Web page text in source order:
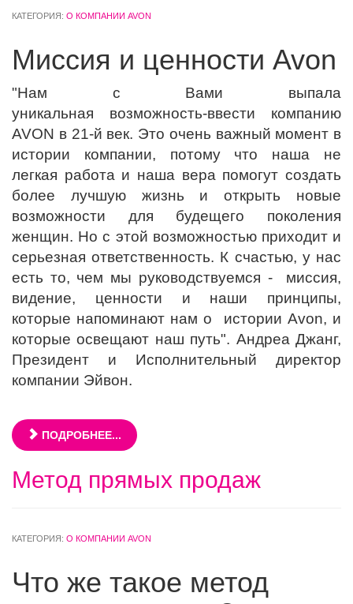
КАТЕГОРИЯ: О КОМПАНИИ AVON
Миссия и ценности Avon
"Нам с Вами выпала
уникальная возможность-ввести компанию
AVON в 21-й век. Это очень важный момент в
истории компании, потому что наша не
легкая работа и наша вера помогут создать
более лучшую жизнь и открыть новые
возможности для будещего поколения
женщин. Но с этой возможностью приходит и
серьезная ответственность. К счастью, у нас
есть то, чем мы руководствуемся - миссия,
видение, ценности и наши принципы,
которые напоминают нам о истории Avon, и
которые освещают наш путь". Андреа Джанг,
Президент и Исполнительный директор
компании Эйвон.
ПОДРОБНЕЕ...
Метод прямых продаж
КАТЕГОРИЯ: О КОМПАНИИ AVON
Что же такое метод